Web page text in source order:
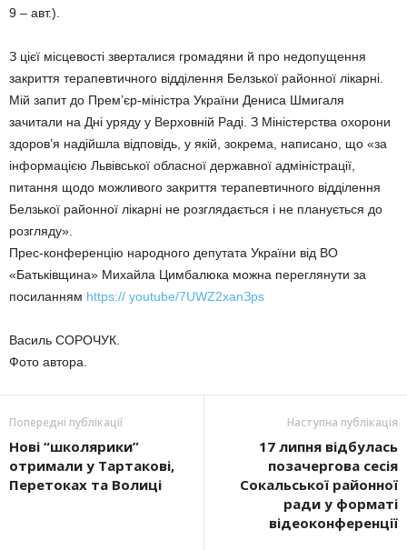
9 – авт.).
З цієї місцевості зверталися громадяни й про недопущення
закриття терапевтичного відділення Белзької районної лікарні.
Мій запит до Прем’єр-міністра України Дениса Шмигаля
зачитали на Дні уряду у Верховній Раді. З Міністерства охорони
здоров’я надійшла відповідь, у якій, зокрема, написано, що «за
інформацією Львівської обласної державної адміністрації,
питання щодо можливого закриття терапевтичного відділення
Белзької районної лікарні не розглядається і не планується до
розгляду».
Прес-конференцію народного депутата України від ВО
«Батьківщина» Михайла Цимбалюка можна переглянути за
посиланням https:// yоutube/7UWZ2хаnЗрs
Василь СОРОЧУК.
Фото автора.
Попередні публікації
Нові “школярики”
отримали у Тартакові,
Перетоках та Волиці
Наступна публікація
17 липня відбулась
позачергова сесія
Сокальської районної
ради у форматі
відеоконференції